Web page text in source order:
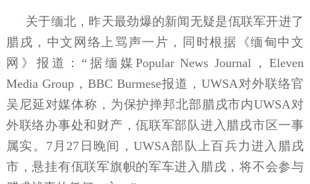
关于缅北，昨天最劲爆的新闻无疑是佤联军开进了
腊戌，中文网络上骂声一片，同时根据《缅甸中文
网》报道：“据缅媒Popular News Journal，Eleven
Media Group，BBC Burmese报道，UWSA对外联络官
吴尼延对媒体称，为保护掸邦北部腊戌市内UWSA对
外联络办事处和财产，佤联军部队进入腊戌市区一事
属实。7月27日晚间，UWSA部队上百兵力进入腊戌
市，悬挂有佤联军旗帜的军车进入腊戌，将不会参与